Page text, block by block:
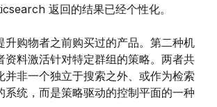
返回的结果已经个性化。
升购物者之前购买过的产品。第二种机
资料激活针对特定群组的策略。两者共
并非一个独立于搜索之外、或作为检索
系统，而是策略驱动的控制平面的一种